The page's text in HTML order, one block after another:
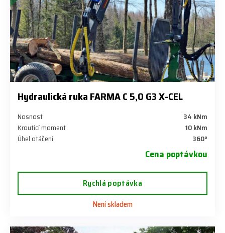
Hydraulická ruka FARMA C 5,0 G3 X-CEL
Nosnost
34 kNm
Kroutící moment
10 kNm
Úhel otáčení
360°
Cena poptávkou
Rychlá poptávka
Není skladem